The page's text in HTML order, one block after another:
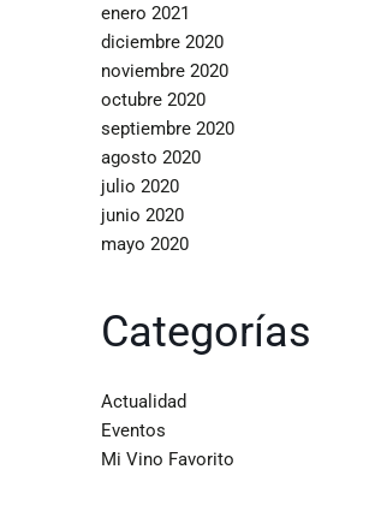
enero 2021
diciembre 2020
noviembre 2020
octubre 2020
septiembre 2020
agosto 2020
julio 2020
junio 2020
mayo 2020
Categorías
Actualidad
Eventos
Mi Vino Favorito